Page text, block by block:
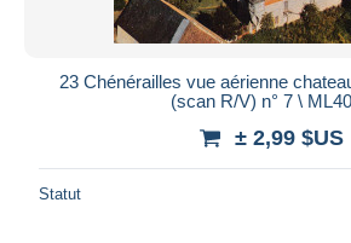
23 Chénérailles vue aérienne
(scan R/V) n° 7 \
± 2,99 $US
Statut